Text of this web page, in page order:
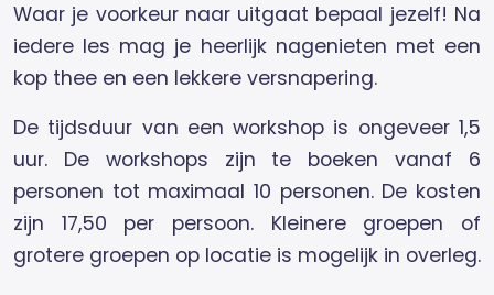
Waar je voorkeur naar uitgaat bepaal jezelf! Na
iedere les mag je heerlijk nagenieten met een
kop thee en een lekkere versnapering.
De tijdsduur van een workshop is ongeveer 1,5
uur. De workshops zijn te boeken vanaf 6
personen tot maximaal 10 personen. De kosten
zijn 17,50 per persoon. Kleinere groepen of
grotere groepen op locatie is mogelijk in overleg.